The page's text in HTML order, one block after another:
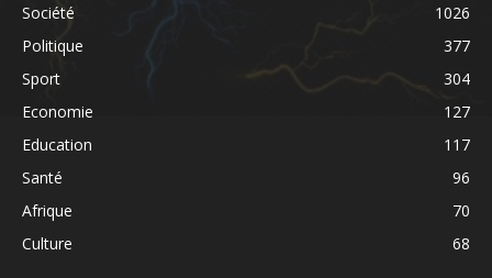
Société
1026
Politique
377
Sport
304
Economie
127
Education
117
Santé
96
Afrique
70
Culture
68